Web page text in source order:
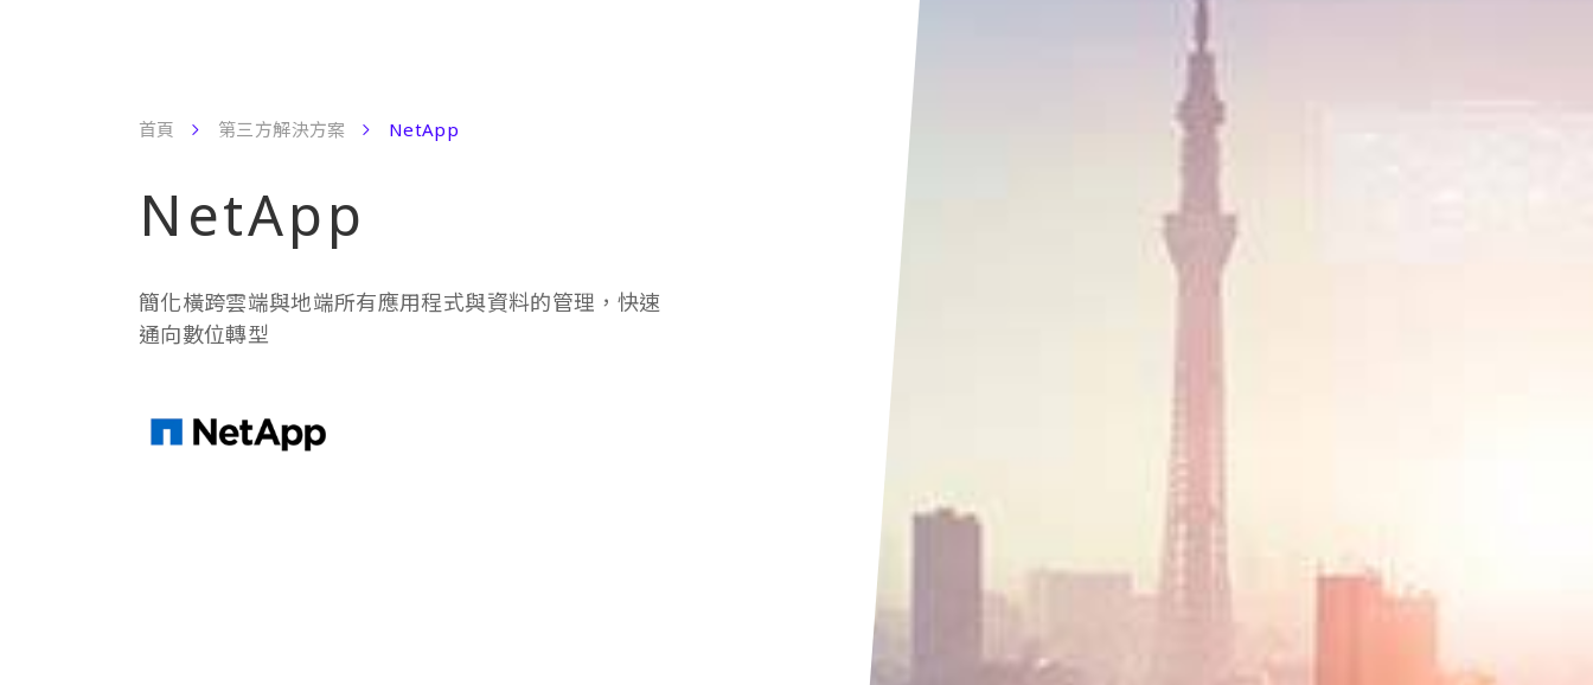
首頁 第三方解決方案 NetApp
NetApp
簡化橫跨雲端與地端所有應用程式與資料的管理，快速
通向數位轉型